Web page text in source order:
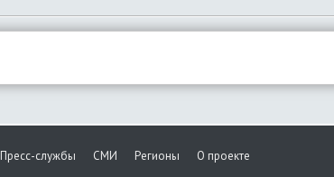
Пресс-службы СМИ Регионы О проекте